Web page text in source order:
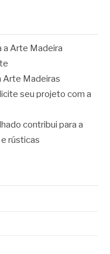
a Arte Madeira
Arte Madeiras
seu projeto com a
contribui para a
rústicas